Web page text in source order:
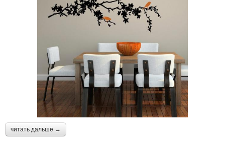
читать дальше →